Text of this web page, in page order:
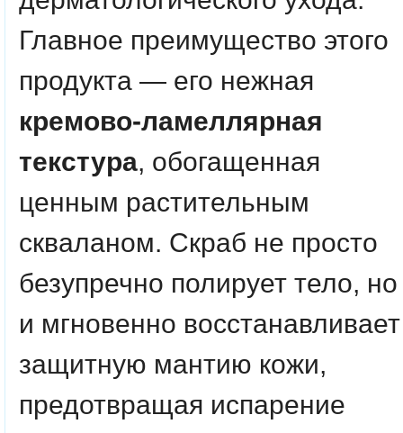
Главное преимущество этого
продукта — его нежная
кремово-ламеллярная
текстура, обогащенная
ценным растительным
скваланом. Скраб не просто
безупречно полирует тело, но
и мгновенно восстанавливает
защитную мантию кожи,
предотвращая испарение